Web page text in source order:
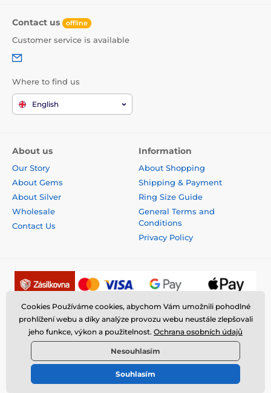
Contact us offline
Customer service is available
Where to find us
English
About us
Our Story
About Gems
About Silver
Wholesale
Contact Us
Information
About Shopping
Shipping & Payment
Ring Size Guide
General Terms and
Conditions
Privacy Policy
© 2026 www.fantasysilver.com ⦁ E-shop created by
Cookies Používáme cookies, abychom Vám umožnili pohodlné
prohlížení webu a díky analýze provozu webu neustále zlepšovali
jeho funkce, výkon a použitelnost. Ochrana osobních údajů
Nesouhlasím
Souhlasím